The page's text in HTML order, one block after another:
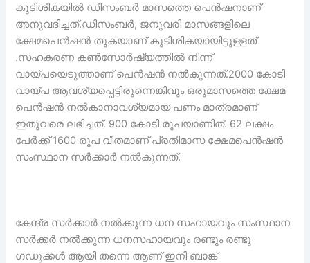
കുടിശികയിൽ ഡിസംബർ മാസത്തെ പെൻഷനാണ്
അനുവദിച്ചത്.ഡിസംബർ, ജനുവരി മാസങ്ങളിലെ
ക്ഷേമപെൻഷൻ തുകയാണ് കുടിശികയായിട്ടുള്ളത്
.സഹകരണ കൺസോർഷ്യത്തിൽ നിന്ന്
വായ്‍പയെടുത്താണ് പെൻഷൻ നൽകുന്നത്.2000 കോടി
വായ്പ ആവശ്യപ്പെട്ടിരുന്നെങ്കിവും ഒരുമാസത്തെ ക്ഷേമ
പെൻഷൻ നൽകാനാവശ്യമായ പണം മാത്രമാണ്
ഇതുവരെ ലഭിച്ചത്. 900 കോടി രൂപയാണിത്. 62 ലക്ഷം
പേർക്ക് 1600 രൂപ വീതമാണ് പ്രതിമാസ ക്ഷേമപെൻഷൻ
സംസ്ഥാന സർക്കാർ നൽകുന്നത്.
കേന്ദ്ര സർക്കാർ നൽക്കുന്ന ധന സഹായവും സംസ്ഥാന
സർക്കർ നൽക്കുന്ന ധനസഹായവും രണ്ടും രണ്ടു
ഗഡുക്കൾ ആയി തന്നെ ആണ് ഇനി ബാങ്ക്